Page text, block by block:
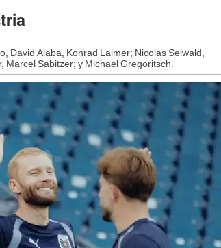
David Alaba, Konrad Laimer; Nicolas Seiwald,
Marcel Sabitzer; y Michael Gregoritsch.